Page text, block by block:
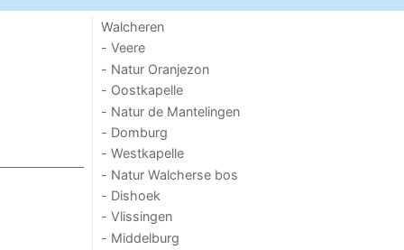
Walcheren
- Veere
- Natur Oranjezon
- Oostkapelle
- Natur de Mantelingen
- Domburg
- Westkapelle
- Natur Walcherse bos
- Dishoek
- Vlissingen
- Middelburg